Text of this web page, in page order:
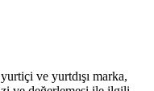
ve yurtdışı marka,